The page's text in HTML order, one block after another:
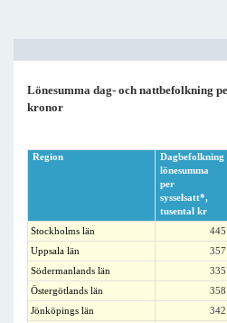
Lönesumma dag- och nattbefolkning
kronor
Region
Dagbefolkning
lönesumma
per
sysselsatt*,
tusental kr
Stockholms län 445
Uppsala län
357
Södermanlands län
335
Östergötlands län
358
Jönköpings län
342